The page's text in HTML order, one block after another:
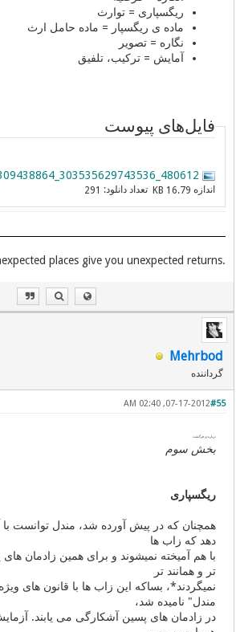
ریگسپاری = توارث
ماده ی ریگسپار = ماده حامل ارث
نگاره = تصویر
آمایش = ترکیب، تلفیق
فایل‌های پیوست
480612_303535629743536_309438864_n.jpg
اندازه 16.79 KB تعداد دانلود: 291
.Unexpected places give you unexpected returns
Mehrbod
گرداننده
#55
07-17-2012, 02:40 AM
درباره ی فرگشت
بخش سوم
ریگسپاری
همچنان که در پیش آورده شد، مندل توانست با
دهد که زاب ها
با هم آمیخته نمیشوند و برای همین زادمان
تر و همانند تر
نمیگردند*، بساکه این زاب ها با قانون های
مندل" نامیده شد،
در زادمان های پسین آشکارگی می یابند.